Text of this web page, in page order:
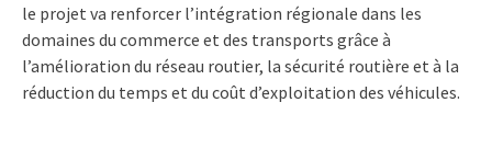
le projet va renforcer l’intégration régionale dans les
domaines du commerce et des transports grâce à
l’amélioration du réseau routier, la sécurité routière et à la
réduction du temps et du coût d’exploitation des véhicules.